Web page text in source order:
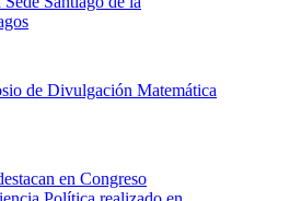
de Divulgación Matemática
en Congreso